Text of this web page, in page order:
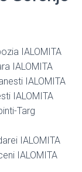
IALOMITA
IALOMITA
IALOMITA
IALOMITA
Targ
IALOMITA
IALOMITA